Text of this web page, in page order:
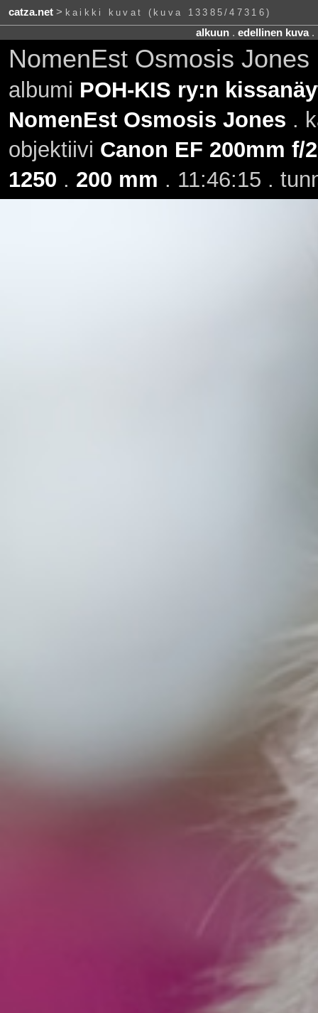
catza.net> kaikki kuvat (kuva 13385/47316)
alkuun. edellinen kuva.
NomenEst Osmosis
albumi POH-KIS ry:n
NomenEst Osmosis Jones .
objektiivi Canon EF 200mm f/
1250 . 200 mm . 11:46:15 .